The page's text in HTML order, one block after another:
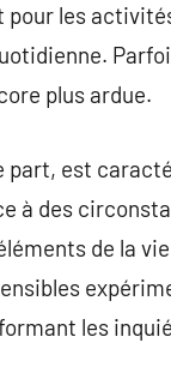
pour les
plus ardue.
part, est
à des
de la
les